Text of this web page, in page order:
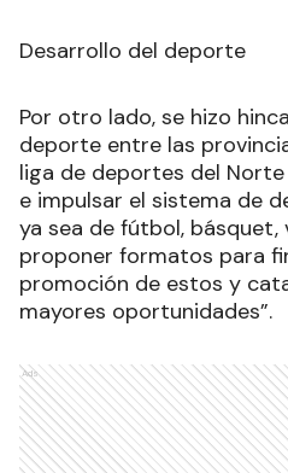
Desarrollo del deporte
Por otro lado, se hizo
deporte entre las
liga de deportes del
e impulsar el sistema de
ya sea de fútbol, básquet,
proponer formatos para
promoción de estos y
mayores oportunidades”.
Ads